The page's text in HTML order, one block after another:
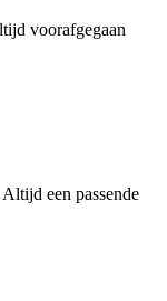
voorafgegaan
een passende